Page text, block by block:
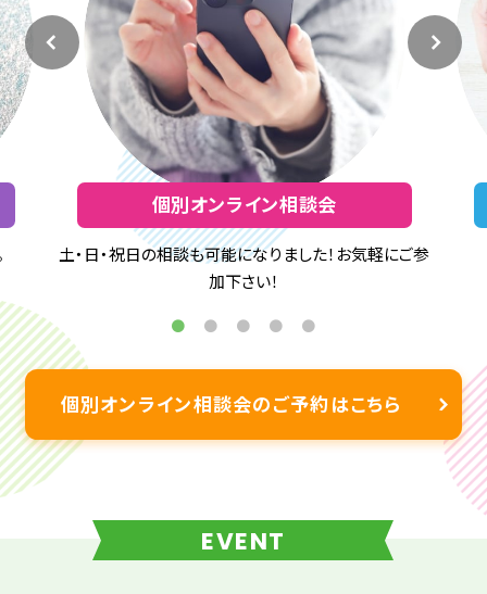
個別オンライン相談会
土・日・祝日の相談も可能になりました！お気軽にご参
加下さい！
個別オンライン相談会のご予約はこちら
EVENT